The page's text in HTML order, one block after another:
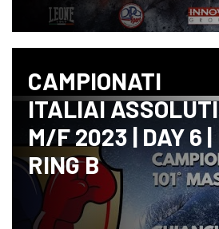
CAMPIONATI
ITALIAI ASSOLUTI
M/F 2023 | DAY 6 |
RING B